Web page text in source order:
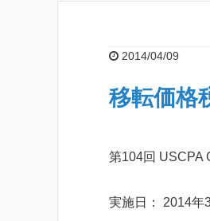
2014/04/09
移転価格
第104回 USCPA
実施日： 2014年